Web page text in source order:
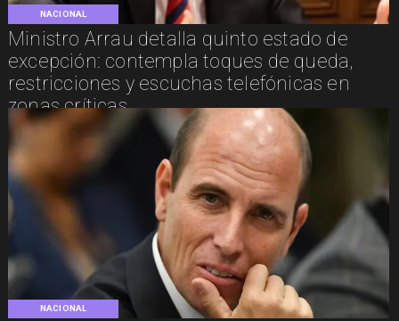
NACIONAL
Ministro Arrau detalla quinto estado de
excepción: contempla toques de queda,
restricciones y escuchas telefónicas en
zonas críticas
NACIONAL